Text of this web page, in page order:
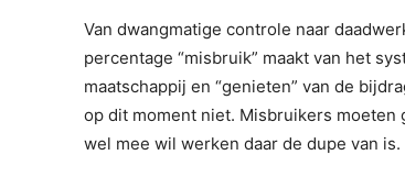
Van dwangmatige controle naar
percentage “misbruik” maakt van het
maatschappij en “genieten” van de
op dit moment niet. Misbruikers
wel mee wil werken daar de dupe van is.